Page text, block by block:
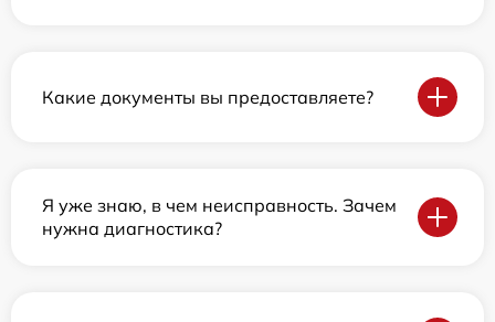
Какие документы вы предоставляете?
Я уже знаю, в чем неисправность. Зачем
нужна диагностика?